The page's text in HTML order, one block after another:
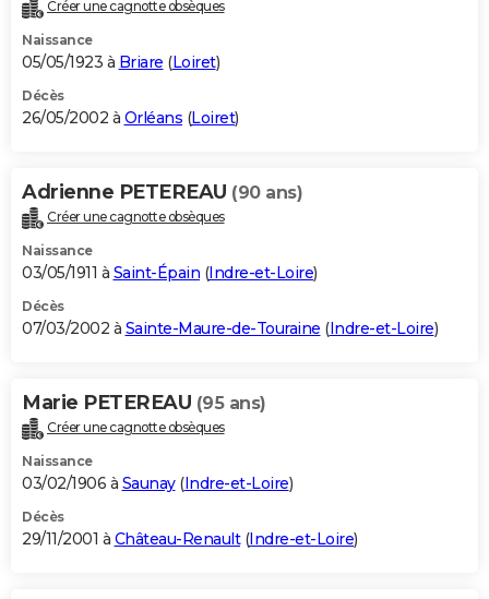
Créer une cagnotte obsèques
Naissance
05/05/1923 à Briare (Loiret)
Décès
26/05/2002 à Orléans (Loiret)
Adrienne PETEREAU (90 ans)
Créer une cagnotte obsèques
Naissance
03/05/1911 à Saint-Épain (Indre-et-Loire)
Décès
07/03/2002 à Sainte-Maure-de-Touraine (Indre-et-Loire)
Marie PETEREAU (95 ans)
Créer une cagnotte obsèques
Naissance
03/02/1906 à Saunay(Indre-et-Loire)
Décès
29/11/2001 à Château-Renault(Indre-et-Loire)